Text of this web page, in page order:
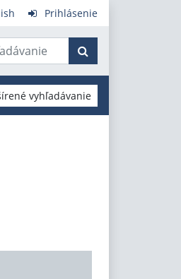
Prihlásenie
vyhľadávanie